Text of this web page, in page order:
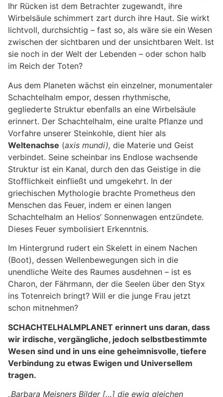
Ihr Rücken ist dem Betrachter zugewandt, ihre
Wirbelsäule schimmert zart durch ihre Haut. Sie wirkt
lichtvoll, durchsichtig – fast so, als wäre sie ein Wesen
zwischen der sichtbaren und der unsichtbaren Welt. Ist
sie noch in der Welt der Lebenden – oder schon halb
im Reich der Toten?
Aus dem Planeten wächst ein einzelner, monumentaler
Schachtelhalm empor, dessen rhythmische,
gegliederte Struktur ebenfalls an eine Wirbelsäule
erinnert. Der Schachtelhalm, eine uralte Pflanze und
Vorfahre unserer Steinkohle, dient hier als
Weltenachse (axis mundi), die Materie und Geist
verbindet. Seine scheinbar ins Endlose wachsende
Struktur ist ein Kanal, durch den das Geistige in die
Stofflichkeit einfließt und umgekehrt. In der
griechischen Mythologie brachte Prometheus den
Menschen das Feuer, indem er einen langen
Schachtelhalm an Helios’ Sonnenwagen entzündete.
Dieses Feuer symbolisiert Erkenntnis.
Im Hintergrund rudert ein Skelett in einem Nachen
(Boot), dessen Wellenbewegungen sich in die
unendliche Weite des Raumes ausdehnen – ist es
Charon, der Fährmann, der die Seelen über den Styx
ins Totenreich bringt? Will er die junge Frau jetzt
schon mitnehmen?
SCHACHTELHALMPLANET erinnert uns daran, dass
wir irdische, vergängliche, jedoch selbstbestimmte
Wesen sind und in uns eine geheimnisvolle, tiefere
Verbindung zu etwas Ewigen und Universellem
tragen.
„Barbara Meisners Bilder […] die ewig gleichen